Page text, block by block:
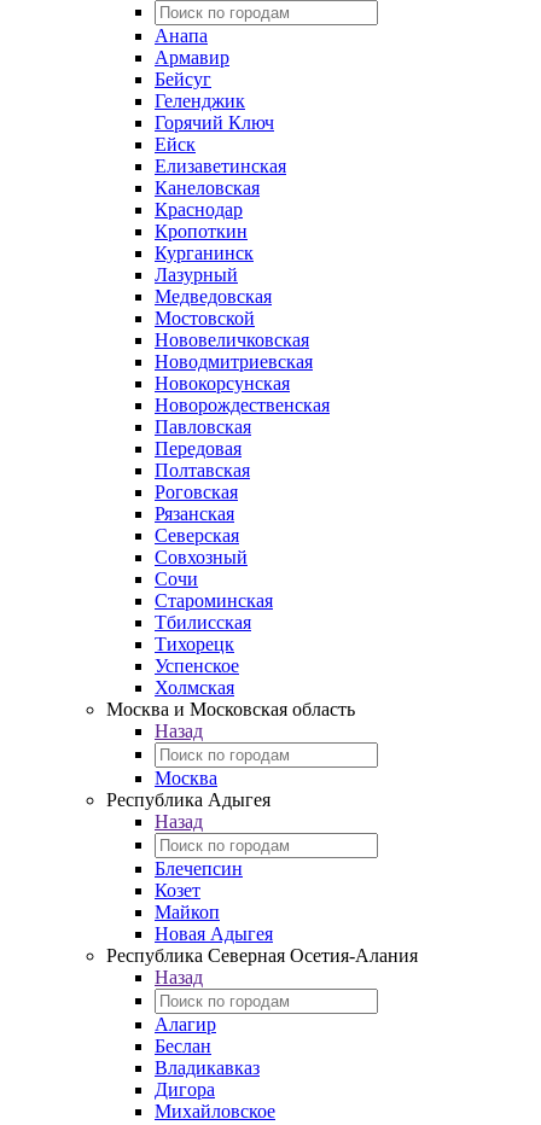
Анапа
Армавир
Бейсуг
Геленджик
Горячий Ключ
Ейск
Елизаветинская
Канеловская
Краснодар
Кропоткин
Курганинск
Лазурный
Медведовская
Мостовской
Нововеличковская
Новодмитриевская
Новокорсунская
Новорождественская
Павловская
Передовая
Полтавская
Роговская
Рязанская
Северская
Совхозный
Сочи
Староминская
Тбилисская
Тихорецк
Успенское
Холмская
Москва и Московская область
Назад
Москва
Республика Адыгея
Назад
Блечепсин
Козет
Майкоп
Новая Адыгея
Республика Северная Осетия-Алания
Назад
Алагир
Беслан
Владикавказ
Дигора
Михайловское